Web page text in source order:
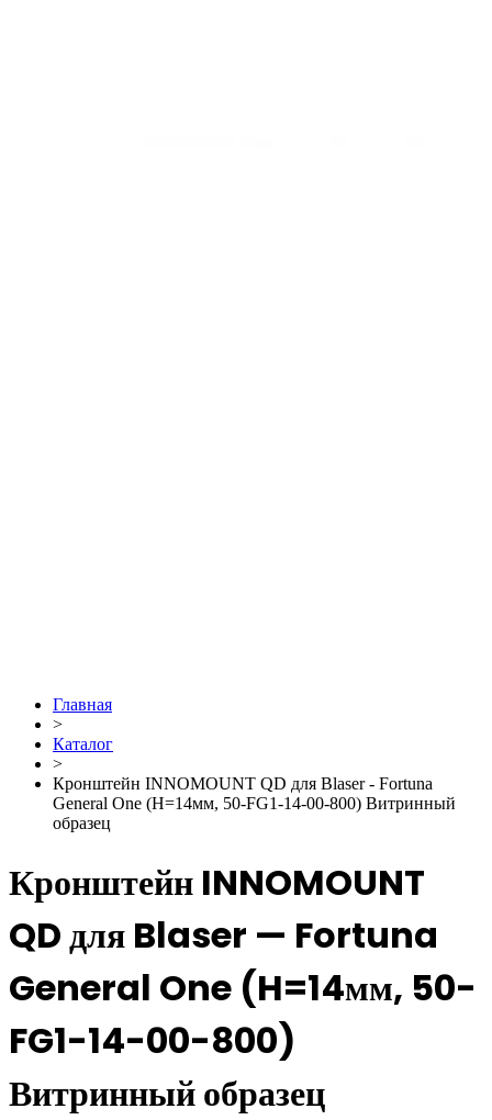
Главная
>
Каталог
>
Кронштейн INNOMOUNT QD для Blaser - Fortuna
General One (H=14мм, 50-FG1-14-00-800) Витринный
образец
Кронштейн INNOMOUNT
QD для Blaser — Fortuna
General One (H=14мм, 50-
FG1-14-00-800)
Витринный образец